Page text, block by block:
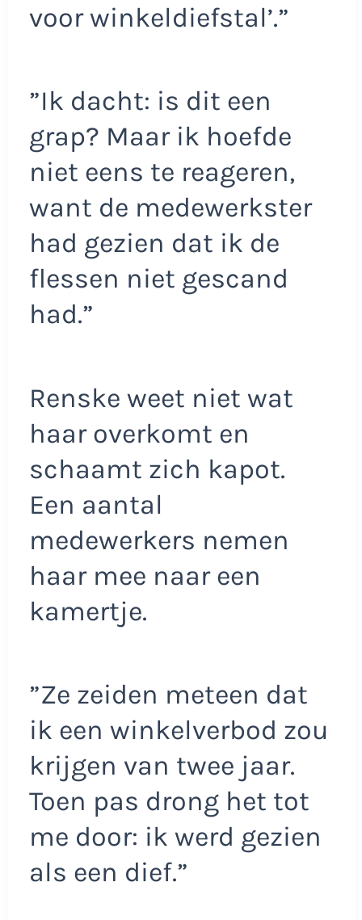
voor winkeldiefstal’.”
”Ik dacht: is dit een
grap? Maar ik hoefde
niet eens te reageren,
want de medewerkster
had gezien dat ik de
flessen niet gescand
had.”
Renske weet niet wat
haar overkomt en
schaamt zich kapot.
Een aantal
medewerkers nemen
haar mee naar een
kamertje.
”Ze zeiden meteen dat
ik een winkelverbod zou
krijgen van twee jaar.
Toen pas drong het tot
me door: ik werd gezien
als een dief.”